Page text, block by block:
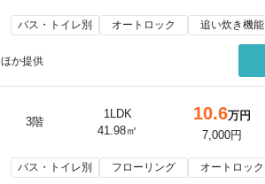
バス・トイレ別 オートロック 追い炊き機能
ほか提供
3階
1LDK
41.98㎡
10.6万円
7,000円
バス・トイレ別 フローリング オートロック